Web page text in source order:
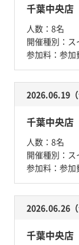
千葉中央店
人数： 8名
開催種別： ス
参加料： 参加
2026.06.19
千葉中央店
人数： 8名
開催種別： ス
参加料： 参加
2026.06.26
千葉中央店